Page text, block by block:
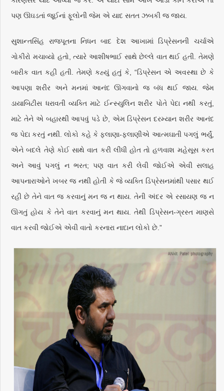
પણ ઊઘડતાં જૂઈનાં ફૂલોની જેમ એ યાદ સતત ઝબકી જ જાય.
સુશાન્તસિંહ રાજપૂતના નિધન બાદ દેશ આખામાં ડિપ્રેસનની ચર્ચાએ
ગોકીરો મચાવ્યો હતો, ત્યારે આશીષભાઈ સાથે છેલ્લે વાત થઈ હતી. તેમણે
બારીક વાત કહી હતી. તેમણે કહ્યું હતું કે, “ડિપ્રેસન એ અવસ્થા છે કે
આપણા શરીર અને મનમાં આનંદ ઊગવાનો જ બંધ થઈ જાય. જેમ
ડાયાબિટીસ ધરાવતી વ્યક્તિ માટે ઈન્સ્યુલિન શરીર પોતે પેદા નથી કરતું,
માટે તેને એ બહારથી આપવું પડે છે, એમ ડિપ્રેસન દરમ્યાન શરીર આનંદ
જ પેદા કરતું નથી. લોકો કહે કે ફલાણા-ફલાણીએ આત્મઘાતી પગલું ભર્યું,
એને બદલે તેણે કોઈ સાથે વાત કરી લીધી હોત તો હળવાશ મહેસૂસ કરત
અને આવું પગલું ન ભરત; પણ વાત કરી લેવી જોઈએ એવી સલાહ
આપનારાઓને ખબર જ નથી હોતી કે જે વ્યક્તિ ડિપ્રેસનમાંથી પસાર થઈ
રહી છે તેને વાત જ કરવાનું મન જ ન થાય. તેની અંદર એ રસાયણ જ ન
ઊગતું હોય કે તેને વાત કરવાનું મન થાય. તેથી ડિપ્રેસન-ગ્રસ્ત માણસે
વાત કરવી જોઈએ એવી વાતો કરનારા નાદાન લોકો છે.”